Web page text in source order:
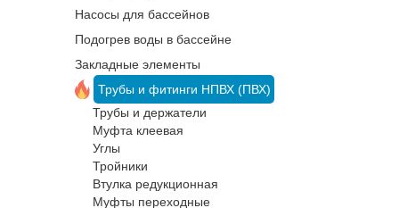
Насосы для бассейнов
Подогрев воды в бассейне
Закладные элементы
Трубы и фитинги НПВХ (ПВХ)
Трубы и держатели
Муфта клеевая
Углы
Тройники
Втулка редукционная
Муфты переходные